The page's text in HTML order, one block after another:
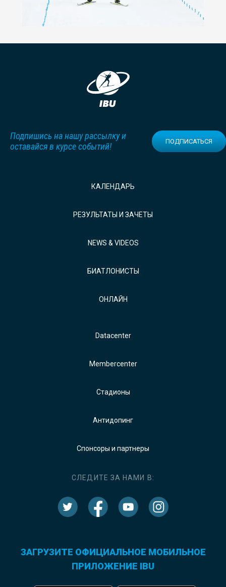
Подпишись на нашу рассылку и
оставайся в курсе событий!
ПОДПИСАТЬСЯ
КАЛЕНДАРЬ
РЕЗУЛЬТАТЫ И ЗАЧЕТЫ
NEWS & VIDEOS
БИАТЛОНИСТЫ
ОНЛАЙН
Datacenter
Membercenter
Стадионы
Антидопинг
Спонсоры и партнеры
СЛЕДИТЕ ЗА НАМИ В:
ЗАГРУЗИТЕ ОФИЦИАЛЬНОЕ МОБИЛЬНОЕ
ПРИЛОЖЕНИЕ IBU